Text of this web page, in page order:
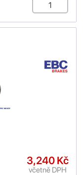
3,240 Kč
včetně DPH